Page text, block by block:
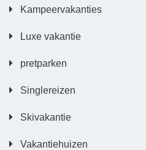
Kampeervakanties
Luxe vakantie
pretparken
Singlereizen
Skivakantie
Vakantiehuizen